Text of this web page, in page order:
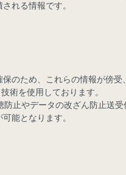
れる情報です。
のため、これらの情報が傍
術を使用しております。
止やデータの改ざん防止送
能となります。